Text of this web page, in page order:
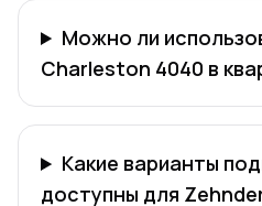
Можно ли
Charleston 4040 в
Какие варианты
доступны для